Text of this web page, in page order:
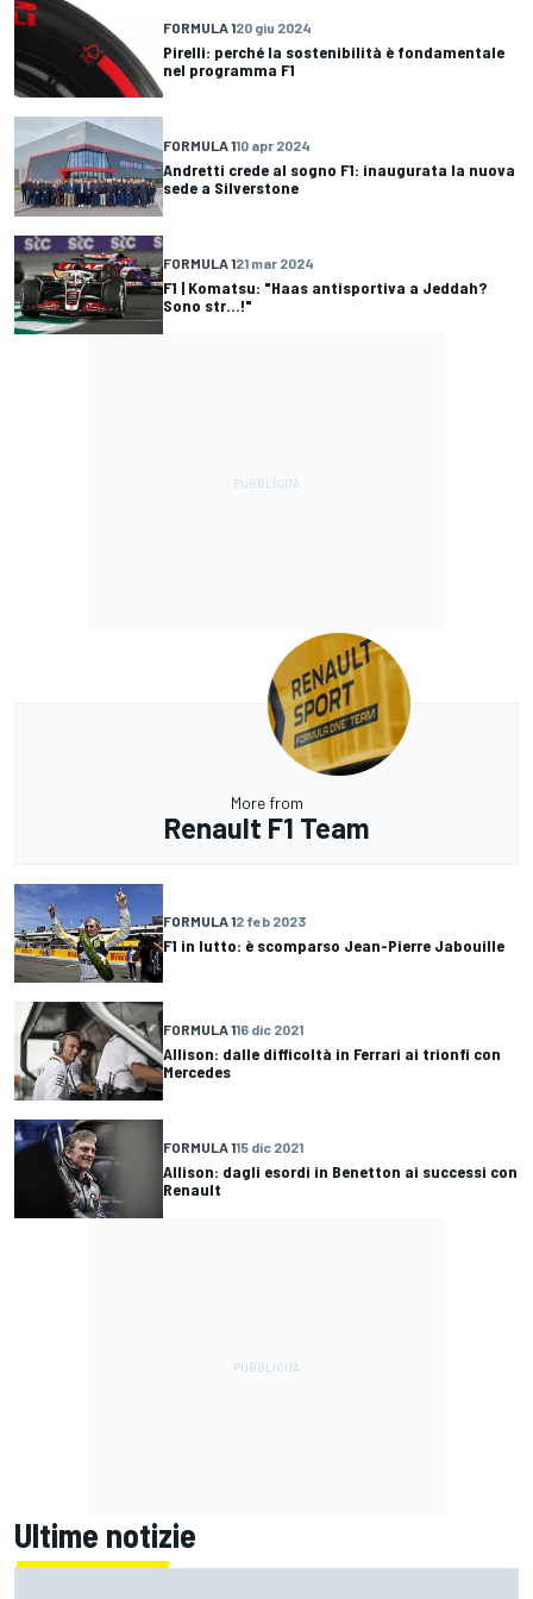
FORMULA 120 giu 2024
Pirelli: perché la sostenibilità è fondamentale
nel programma F1
FORMULA 110 apr 2024
Andretti crede al sogno F1: inaugurata la nuova
sede a Silverstone
FORMULA 121 mar 2024
F1 | Komatsu: "Haas antisportiva a Jeddah?
Sono str...!"
More from
Renault F1 Team
FORMULA 12 feb 2023
F1 in lutto: è scomparso Jean-Pierre Jabouille
FORMULA 116 dic 2021
Allison: dalle difficoltà in Ferrari ai trionfi con
Mercedes
FORMULA 115 dic 2021
Allison: dagli esordi in Benetton ai successi con
Renault
Ultime notizie